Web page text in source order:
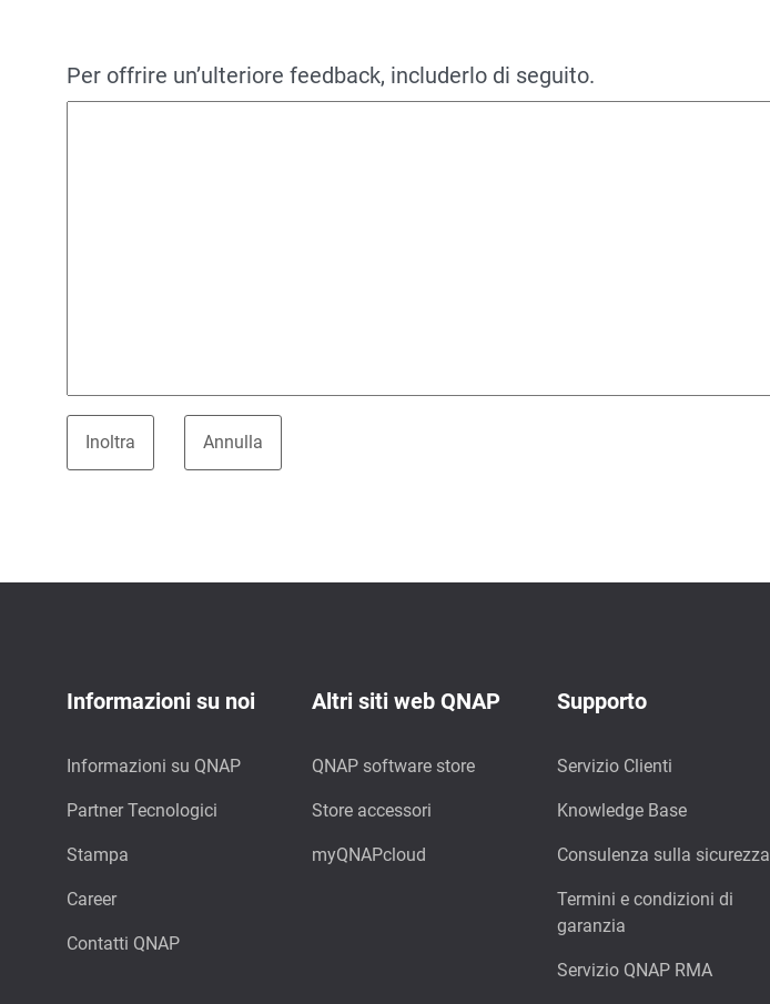
Per offrire un’ulteriore feedback, includerlo di seguito.
Informazioni su noi
Informazioni su QNAP
Partner Tecnologici
Stampa
Career
Contatti QNAP
Altri siti web QNAP
QNAP software store
Store accessori
myQNAPcloud
Supporto
Servizio Clienti
Knowledge Base
Consulenza sulla sicurezza
Termini e condizioni di
garanzia
Servizio QNAP RMA